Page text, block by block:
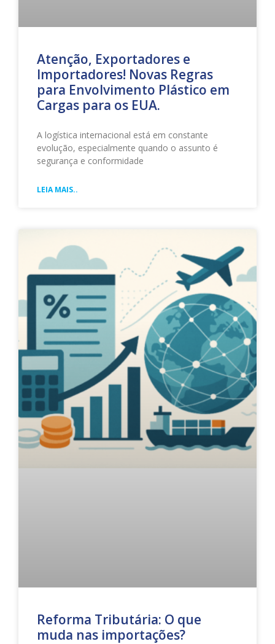
Atenção, Exportadores e
Importadores! Novas Regras
para Envolvimento Plástico em
Cargas para os EUA.
A logística internacional está em constante
evolução, especialmente quando o assunto é
segurança e conformidade
LEIA MAIS..
Reforma Tributária: O que
muda nas importações?